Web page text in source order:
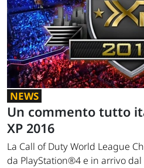
NEWS
Un commento tutto
XP 2016
La Call of Duty World League
da PlayStation®4 e in arrivo dal